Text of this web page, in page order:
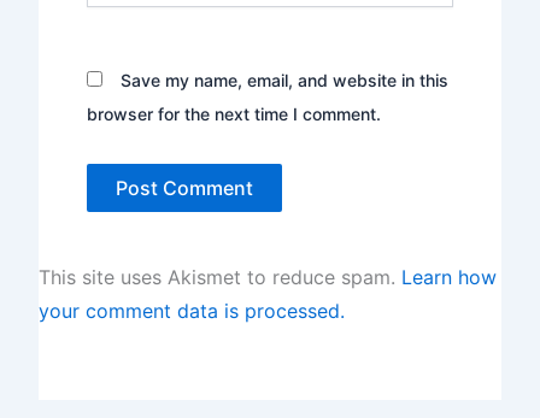
Save my name, email, and website in this
browser for the next time I comment.
This site uses Akismet to reduce spam. Learn how
your comment data is processed.